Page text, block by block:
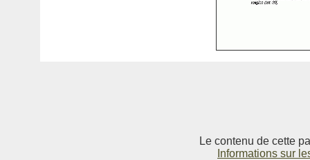
Le contenu de cette
Informations sur